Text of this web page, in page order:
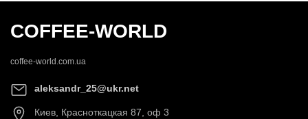
COFFEE-WORLD
coffee-world.com.ua
aleksandr_25@ukr.net
Киев, Красноткацкая 87, оф 3